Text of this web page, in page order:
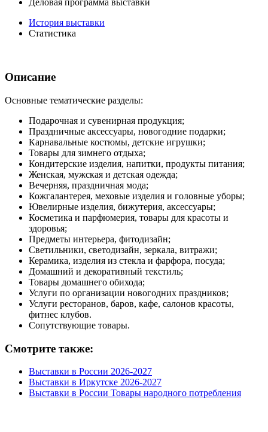
Деловая программа выставки
История выставки
Статистика
Описание
Основные тематические разделы:
Подарочная и сувенирная продукция;
Праздничные аксессуары, новогодние подарки;
Карнавальные костюмы, детские игрушки;
Товары для зимнего отдыха;
Кондитерские изделия, напитки, продукты питания;
Женская, мужская и детская одежда;
Вечерняя, праздничная мода;
Кожгалантерея, меховые изделия и головные уборы;
Ювелирные изделия, бижутерия, аксессуары;
Косметика и парфюмерия, товары для красоты и
здоровья;
Предметы интерьера, фитодизайн;
Светильники, светодизайн, зеркала, витражи;
Керамика, изделия из стекла и фарфора, посуда;
Домашний и декоративный текстиль;
Товары домашнего обихода;
Услуги по организации новогодних праздников;
Услуги ресторанов, баров, кафе, салонов красоты,
фитнес клубов.
Сопутствующие товары.
Смотрите также:
Выставки в России 2026-2027
Выставки в Иркутске 2026-2027
Выставки в России Товары народного потребления